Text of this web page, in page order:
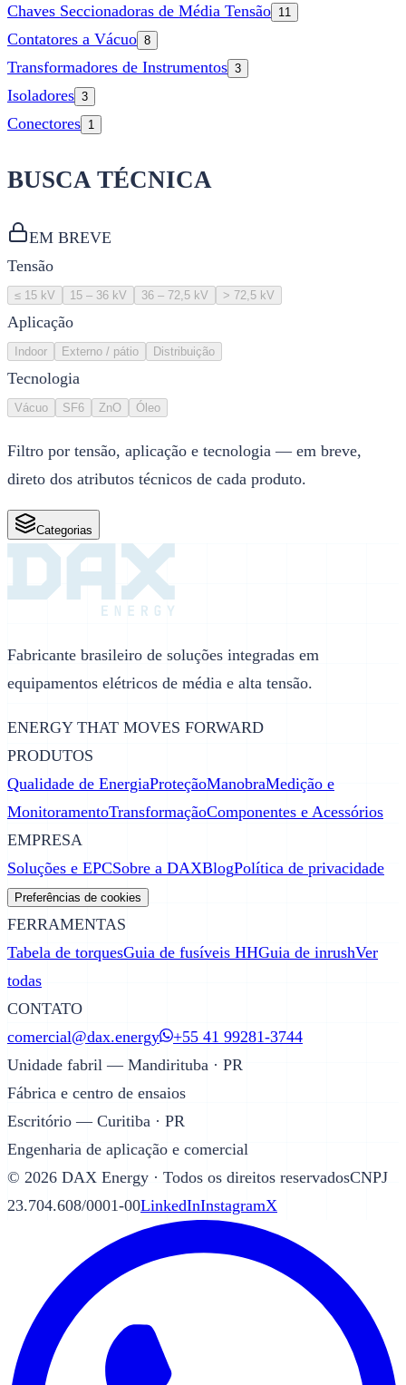
Chaves Seccionadoras de Média Tensão 11
Contatores a Vácuo 8
Transformadores de Instrumentos 3
Isoladores 3
Conectores 1
BUSCA TÉCNICA
EM BREVE
Tensão
≤ 15 kV 15 – 36 kV 36 – 72,5 kV > 72,5 kV
Aplicação
Indoor Externo / pátio Distribuição
Tecnologia
Vácuo SF6 ZnO Óleo
Filtro por tensão, aplicação e tecnologia — em breve,
direto dos atributos técnicos de cada produto.
Categorias
Fabricante brasileiro de soluções integradas em
equipamentos elétricos de média e alta tensão.
ENERGY THAT MOVES FORWARD
PRODUTOS
Qualidade de EnergiaProteçãoManobraMedição e
MonitoramentoTransformaçãoComponentes e Acessórios
EMPRESA
Soluções e EPCSobre a DAXBlogPolítica de privacidade
Preferências de cookies
FERRAMENTAS
Tabela de torquesGuia de fusíveis HHGuia de inrushVer
todas
CONTATO
comercial@dax.energy
+55 41 99281-3744
Unidade fabril — Mandirituba · PR
Fábrica e centro de ensaios
Escritório — Curitiba · PR
Engenharia de aplicação e comercial
© 2026 DAX Energy · Todos os direitos reservadosCNPJ
23.704.608/0001-00LinkedInInstagramX